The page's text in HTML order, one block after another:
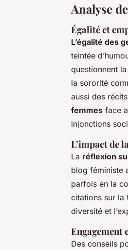
Analyse
Égalité et
L’égalité des
teintée
questionnent
la sororité
aussi des
femmes face
injonctions
L’impact de
La réflexion
blog féministe
parfois en la
citations sur la
diversité et
Engagement
Des conseils